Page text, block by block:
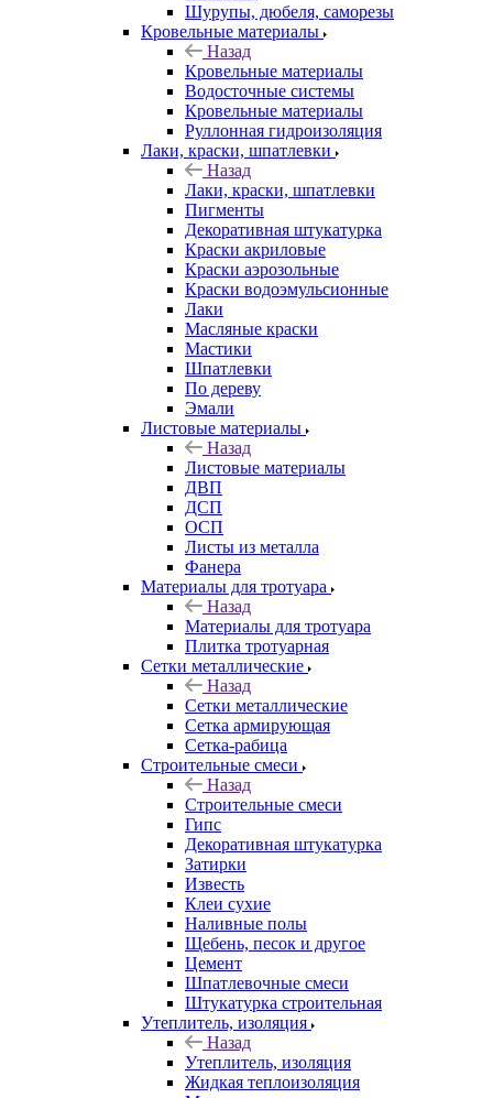
Шурупы, дюбеля, саморезы
Кровельные материалы
Назад
Кровельные материалы
Водосточные системы
Кровельные материалы
Руллонная гидроизоляция
Лаки, краски, шпатлевки
Назад
Лаки, краски, шпатлевки
Пигменты
Декоративная штукатурка
Краски акриловые
Краски аэрозольные
Краски водоэмульсионные
Лаки
Масляные краски
Мастики
Шпатлевки
По дереву
Эмали
Листовые материалы
Назад
Листовые материалы
ДВП
ДСП
ОСП
Листы из металла
Фанера
Материалы для тротуара
Назад
Материалы для тротуара
Плитка тротуарная
Сетки металлические
Назад
Сетки металлические
Сетка армирующая
Сетка-рабица
Строительные смеси
Назад
Строительные смеси
Гипс
Декоративная штукатурка
Затирки
Известь
Клеи сухие
Наливные полы
Щебень, песок и другое
Цемент
Шпатлевочные смеси
Штукатурка строительная
Утеплитель, изоляция
Назад
Утеплитель, изоляция
Жидкая теплоизоляция